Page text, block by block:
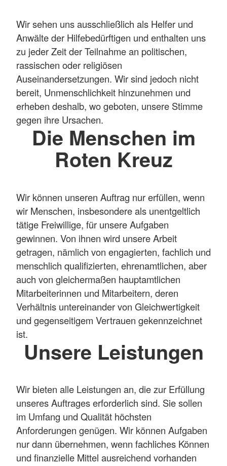
Wir sehen uns ausschließlich als Helfer und
Anwälte der Hilfebedürftigen und enthalten uns
zu jeder Zeit der Teilnahme an politischen,
rassischen oder religiösen
Auseinandersetzungen. Wir sind jedoch nicht
bereit, Unmenschlichkeit hinzunehmen und
erheben deshalb, wo geboten, unsere Stimme
gegen ihre Ursachen.
Die Menschen im
Roten Kreuz
Wir können unseren Auftrag nur erfüllen, wenn
wir Menschen, insbesondere als unentgeltlich
tätige Freiwillige, für unsere Aufgaben
gewinnen. Von ihnen wird unsere Arbeit
getragen, nämlich von engagierten, fachlich und
menschlich qualifizierten, ehrenamtlichen, aber
auch von gleichermaßen hauptamtlichen
Mitarbeiterinnen und Mitarbeitern, deren
Verhältnis untereinander von Gleichwertigkeit
und gegenseitigem Vertrauen gekennzeichnet
ist.
Unsere Leistungen
Wir bieten alle Leistungen an, die zur Erfüllung
unseres Auftrages erforderlich sind. Sie sollen
im Umfang und Qualität höchsten
Anforderungen genügen. Wir können Aufgaben
nur dann übernehmen, wenn fachliches Können
und finanzielle Mittel ausreichend vorhanden